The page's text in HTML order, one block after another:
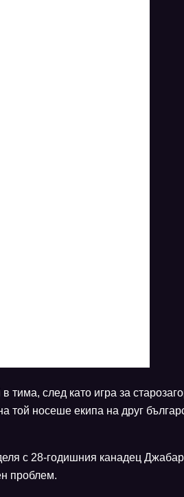
тима, след като игра за
той носеше екипа на друг
с 28-годишния канадец
проблем.